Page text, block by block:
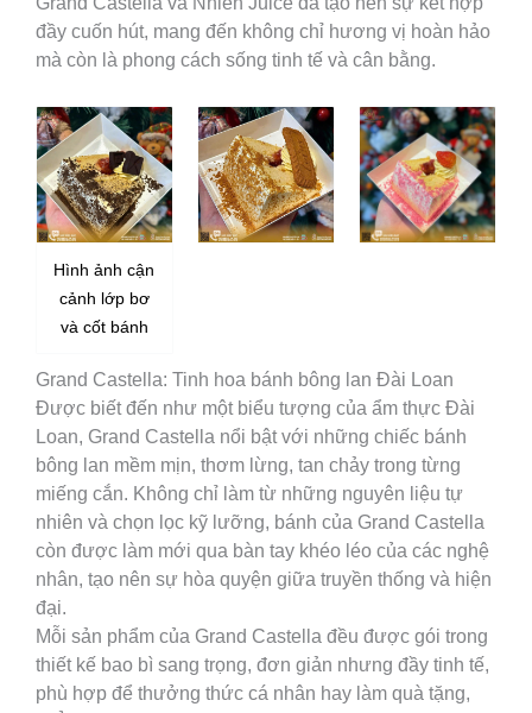
đầy cuốn hút, mang đến không chỉ hương vị hoàn hảo
mà còn là phong cách sống tinh tế và cân bằng.
Hình ảnh cận
cảnh lớp bơ
và cốt bánh
Grand Castella: Tinh hoa bánh bông lan Đài Loan
Được biết đến như một biểu tượng của ẩm thực Đài
Loan, Grand Castella nổi bật với những chiếc bánh
bông lan mềm mịn, thơm lừng, tan chảy trong từng
miếng cắn. Không chỉ làm từ những nguyên liệu tự
nhiên và chọn lọc kỹ lưỡng, bánh của Grand Castella
còn được làm mới qua bàn tay khéo léo của các nghệ
nhân, tạo nên sự hòa quyện giữa truyền thống và hiện
đại.
Mỗi sản phẩm của Grand Castella đều được gói trong
thiết kế bao bì sang trọng, đơn giản nhưng đầy tinh tế,
phù hợp để thưởng thức cá nhân hay làm quà tặng,